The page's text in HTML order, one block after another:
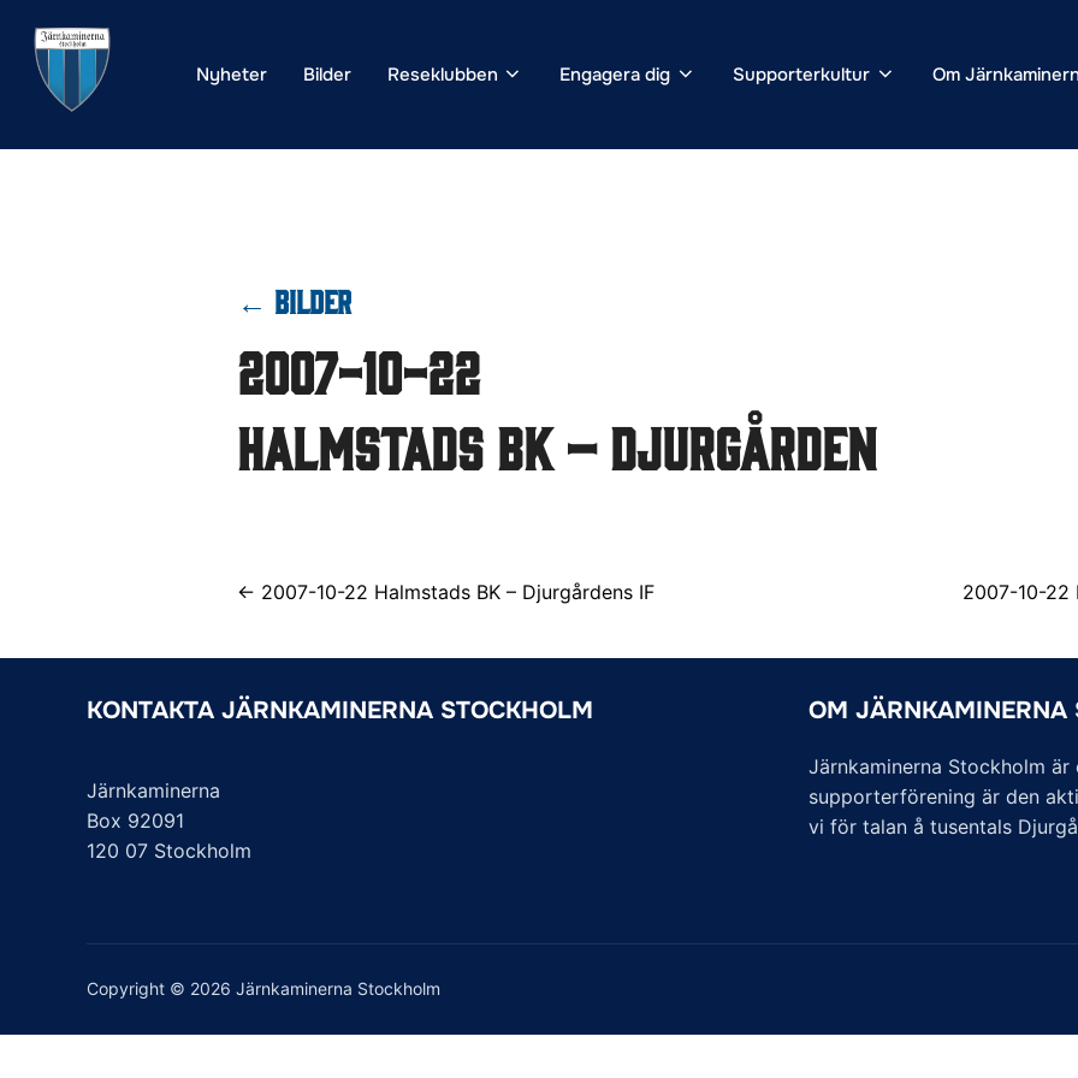
innehåll
Nyheter Bilder Reseklubben Engagera dig Supporterkultur Om
← BILDER
2007-10-22
Halmstads BK – Djurgården
← 2007-10-22 Halmstads BK – Djurgårdens IF 2007-10-22
KONTAKTA JÄRNKAMINERNA STOCKHOLM
Järnkaminerna
Box 92091
120 07 Stockholm
OM JÄRNKAMINERNA
Järnkaminerna Stockholm
supporterförening är den
vi för talan å tusentals
Copyright © 2026 Järnkaminerna Stockholm